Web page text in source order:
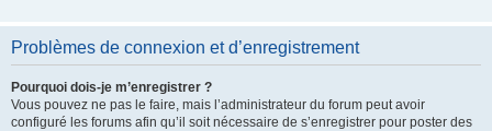
Problèmes de connexion et d’enregistrement
Pourquoi dois-je m’enregistrer ?
Vous pouvez ne pas le faire, mais l’administrateur du forum peut avoir
configuré les forums afin qu’il soit nécessaire de s’enregistrer pour poster des